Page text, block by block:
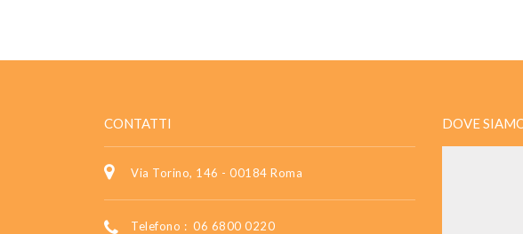
CONTATTI
Via Torino, 146 - 00184 Roma
Telefono : 06 6800 0220
DOVE